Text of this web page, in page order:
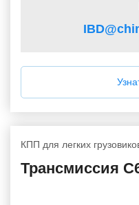
КПП для легких
Трансмиссия